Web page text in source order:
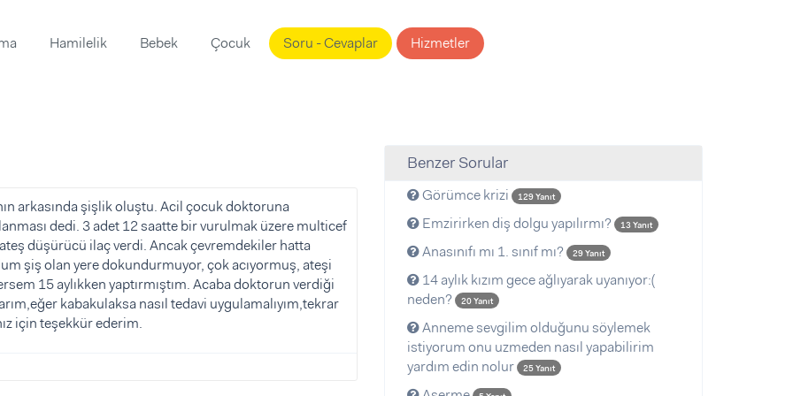
Hamilelik Bebek Çocuk Soru - Cevaplar Hizmetler
arkasında şişlik oluştu. Acil çocuk doktoruna
dedi. 3 adet 12 saatte bir vurulmak üzere multicef
düşürücü ilaç verdi. Ancak çevremdekiler hatta
şiş olan yere dokundurmuyor, çok acıyormuş, ateşi
15 aylıkken yaptırmıştım. Acaba doktorun verdiği
kabakulaksa nasıl tedavi uygulamalıyım,tekrar
için teşekkür ederim.
Benzer Sorular
Görümce krizi 129 Yanıt
Emzirirken diş dolgu yapılırmı? 13 Yanıt
Anasınıfı mı 1. sınıf mı? 29 Yanıt
14 aylık kızım gece ağlıyarak uyanıyor:(
neden?
20 Yanıt
Anneme sevgilim olduğunu söylemek
istiyorum onu uzmeden nasıl yapabilirim
yardım edin nolur
25 Yanıt